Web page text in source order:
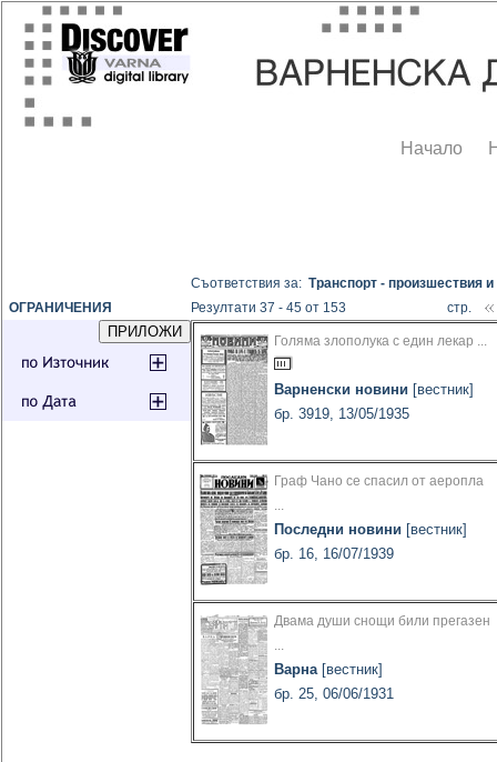
Начало
ОГРАНИЧЕНИЯ
Съответствия за:Транспорт - произшествия
Резултати 37 - 45 от 153
стр.
Голяма злополука с един лекар ...
Варненски новини [вестник]
бр. 3919, 13/05/1935
Граф Чано се спасил от аеропла
...
Последни новини [вестник]
бр. 16, 16/07/1939
Двама души снощи били прегазен
...
Варна[вестник]
бр. 25, 06/06/1931